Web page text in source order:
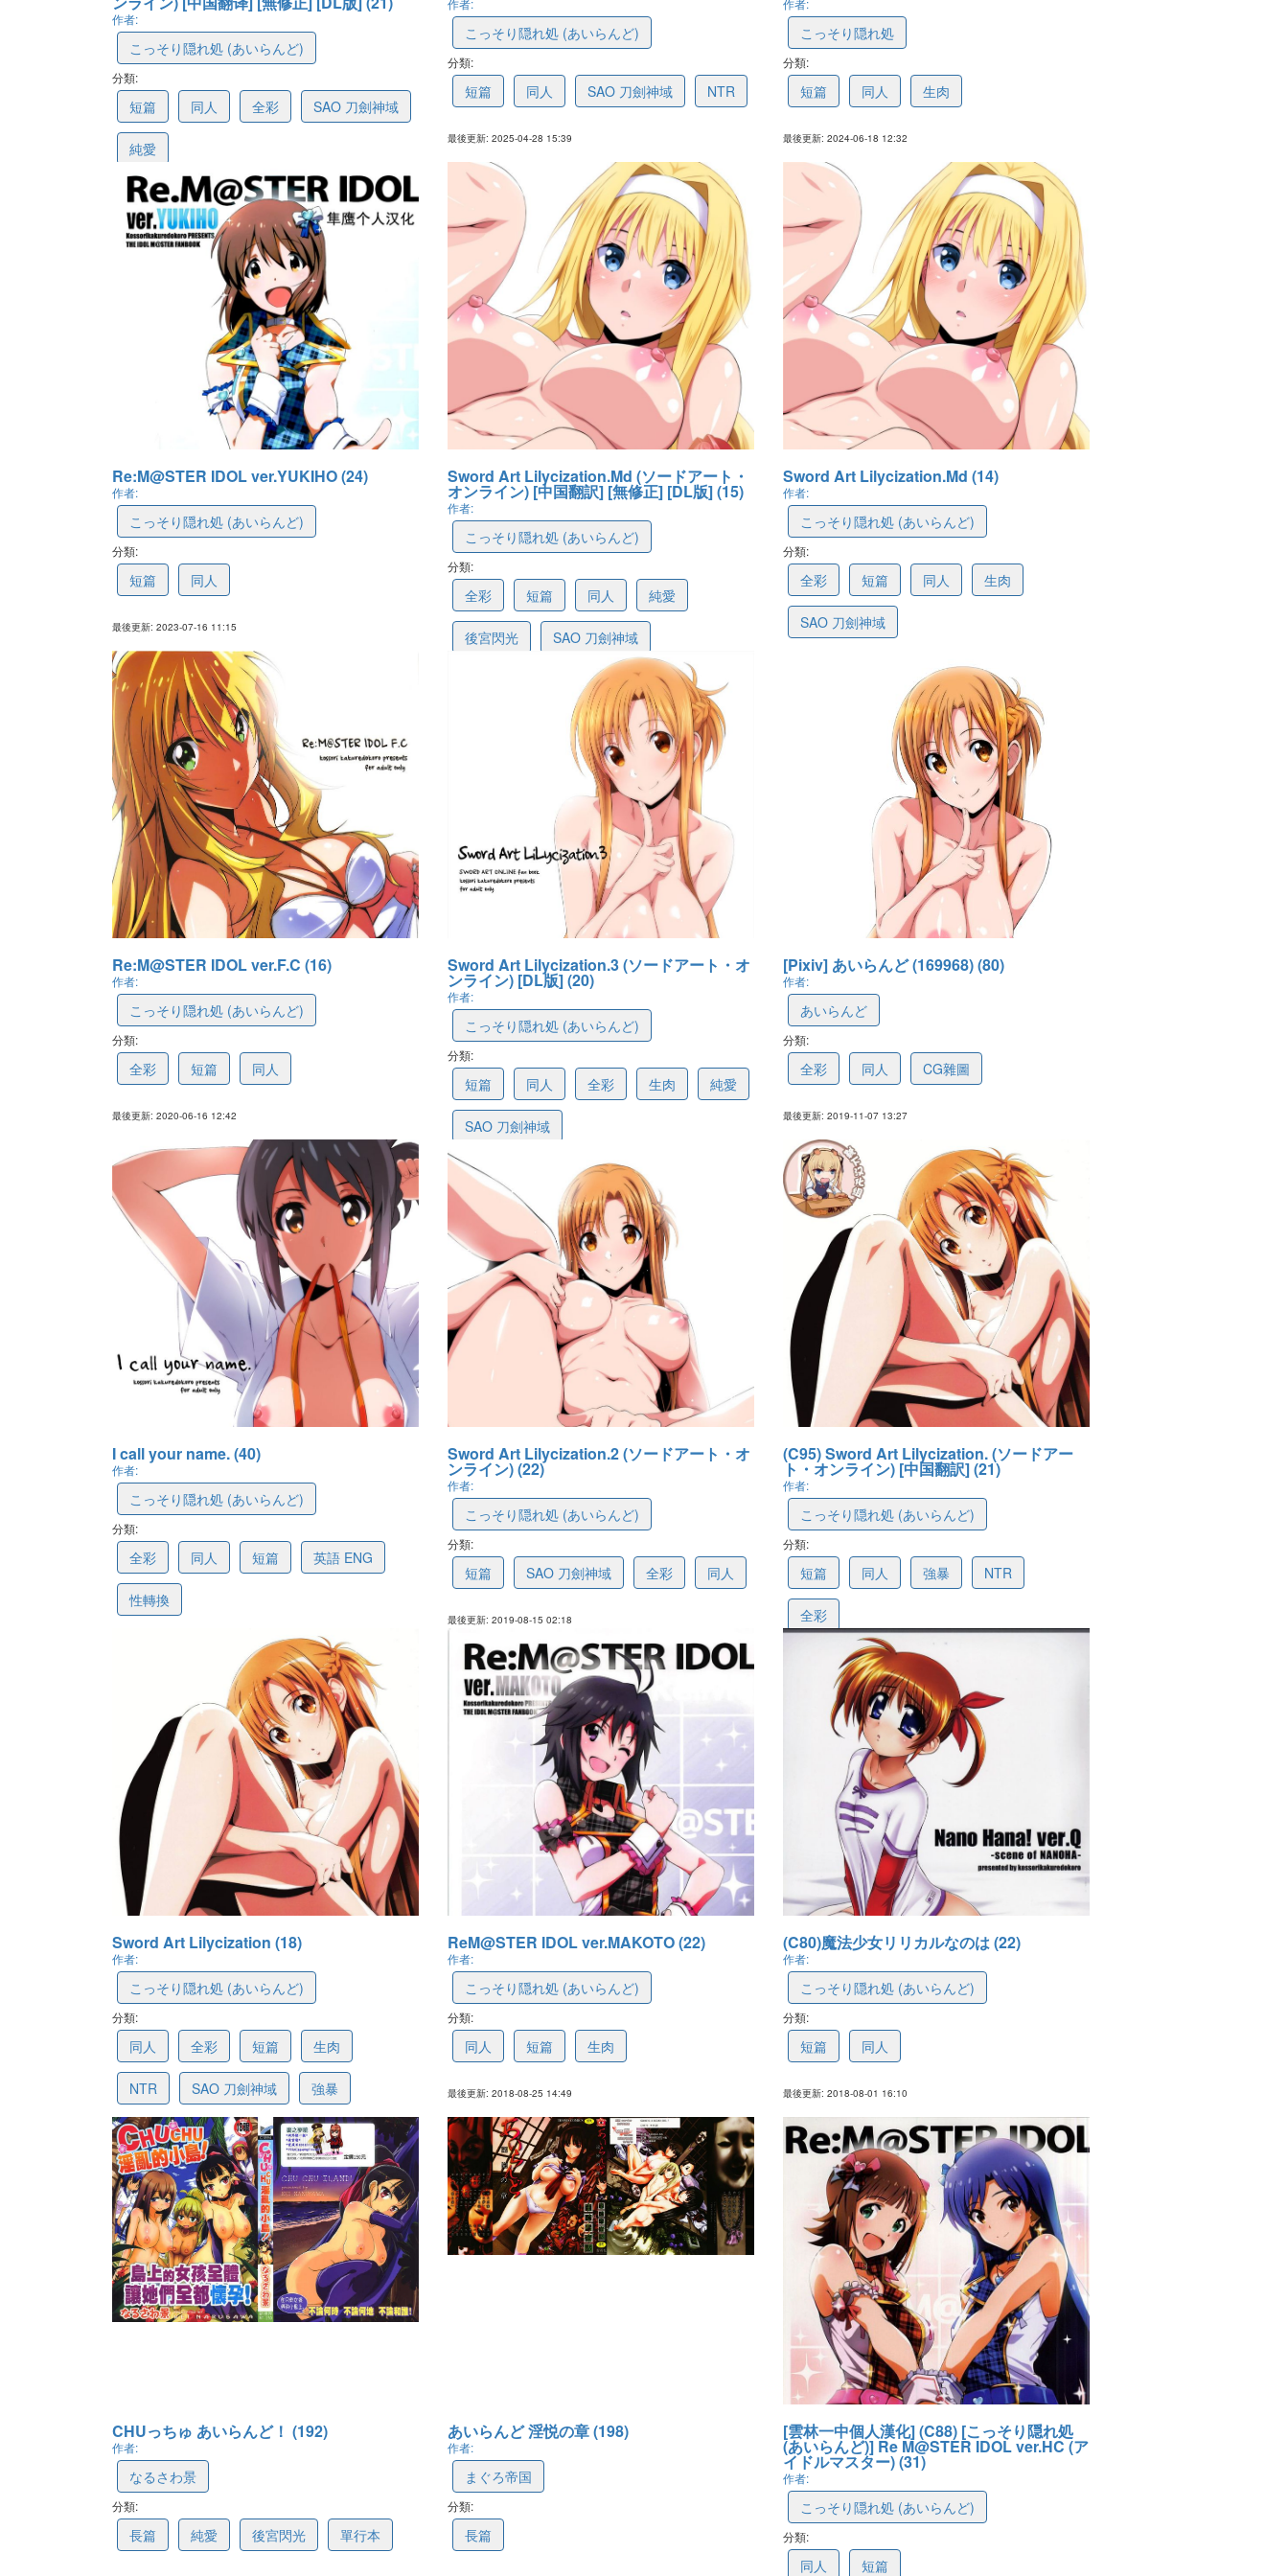
作者:
こっそり隠れ処 (あいらんど)
分類:
短篇 同人 全彩 SAO 刀劍神域
純愛
最後更新: 2025-07-29 13:18
作者:
こっそり隠れ処 (あいらんど)
分類:
短篇 同人 SAO 刀劍神域 NTR
最後更新: 2025-04-28 15:39
作者:
こっそり隠れ処
分類:
短篇 同人 生肉
最後更新: 2024-06-18 12:32
Re:M@STER IDOL ver.YUKIHO (24)
作者:
こっそり隠れ処 (あいらんど)
分類:
短篇 同人
最後更新: 2023-07-16 11:15
Sword Art Lilycization.Md (ソードアート・
オンライン) [中国翻訳] [無修正] [DL版] (15)
作者:
こっそり隠れ処 (あいらんど)
分類:
全彩 短篇 同人 純愛
後宮閃光 SAO 刀劍神域
Sword Art Lilycization.Md (14)
作者:
こっそり隠れ処 (あいらんど)
分類:
全彩 短篇 同人 生肉
SAO 刀劍神域
Re:M@STER IDOL ver.F.C (16)
作者:
こっそり隠れ処 (あいらんど)
分類:
全彩 短篇 同人
最後更新: 2020-06-16 12:42
Sword Art Lilycization.3 (ソードアート・オ
ンライン) [DL版] (20)
作者:
こっそり隠れ処 (あいらんど)
分類:
短篇 同人 全彩 生肉 純愛
SAO 刀劍神域
最後更新: 2019-12-30 19:55
[Pixiv] あいらんど (169968) (80)
作者:
あいらんど
分類:
全彩 同人 CG雜圖
最後更新: 2019-11-07 13:27
I call your name. (40)
作者:
こっそり隠れ処 (あいらんど)
分類:
全彩 同人 短篇 英語 ENG
性轉換
Sword Art Lilycization.2 (ソードアート・オ
ンライン) (22)
作者:
こっそり隠れ処 (あいらんど)
分類:
短篇 SAO 刀劍神域 全彩 同人
最後更新: 2019-08-15 02:18
(C95) Sword Art Lilycization. (ソードアー
ト・オンライン) [中国翻訳] (21)
作者:
こっそり隠れ処 (あいらんど)
分類:
短篇 同人 強暴 NTR
全彩
最後更新: 2019-04-06 03:04
Sword Art Lilycization (18)
作者:
こっそり隠れ処 (あいらんど)
分類:
同人 全彩 短篇 生肉
NTR SAO 刀劍神域 強暴
最後更新: 2019-02-25 13:27
ReM@STER IDOL ver.MAKOTO (22)
作者:
こっそり隠れ処 (あいらんど)
分類:
同人 短篇 生肉
最後更新: 2018-08-25 14:49
(C80)魔法少女リリカルなのは (22)
作者:
こっそり隠れ処 (あいらんど)
分類:
短篇 同人
最後更新: 2018-08-01 16:10
CHUっちゅ あいらんど！ (192)
作者:
なるさわ景
分類:
長篇 純愛 後宮閃光 單行本
あいらんど 淫悦の章 (198)
作者:
まぐろ帝国
分類:
長篇
[雲林一中個人漢化] (C88) [こっそり隠れ処
(あいらんど)] Re M@STER IDOL ver.HC (ア
イドルマスター) (31)
作者:
こっそり隠れ処 (あいらんど)
分類:
同人 短篇